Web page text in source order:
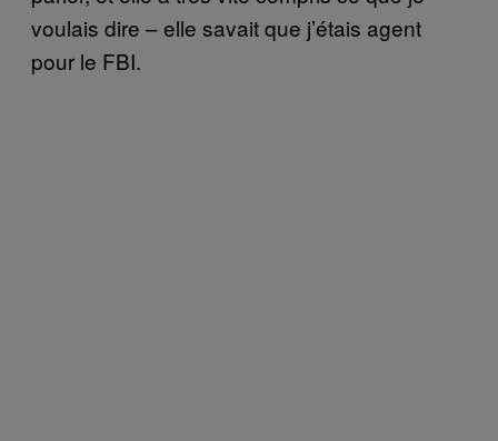
voulais dire – elle savait que j’étais agent
pour le FBI.